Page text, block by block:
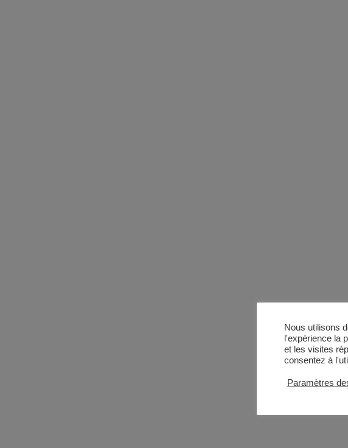
Nous utilisons
l'expérience la
et les visites
consentez à
Paramètres